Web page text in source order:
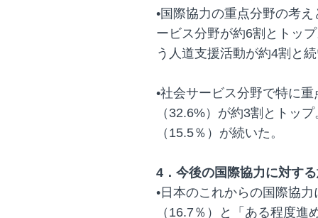
•国際協力の重点分野の考
ービス分野が約6割とトッ
う人道支援活動が約4割と
•社会サービス分野で特に
（32.6%）が約3割とトッ
（15.5％）が続いた。
4．今後の国際協力に対す
•日本のこれからの国際協
（16.7％）と「ある程度